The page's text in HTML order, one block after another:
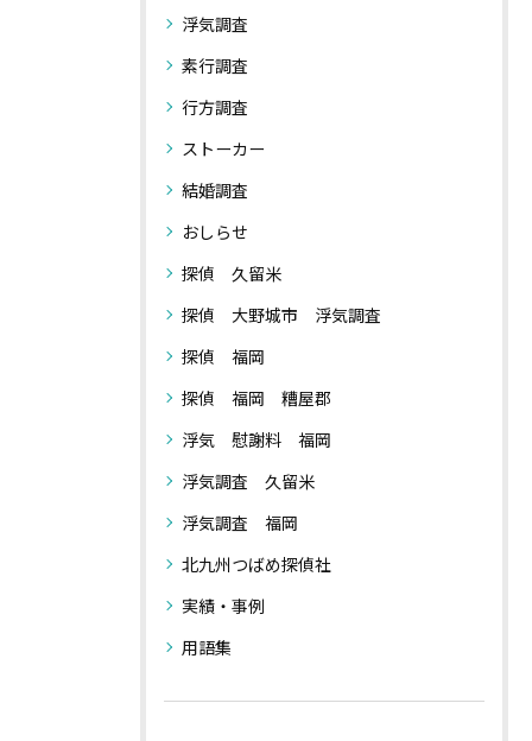
浮気調査
素行調査
行方調査
ストーカー
結婚調査
おしらせ
探偵 久留米
探偵 大野城市 浮気調査
探偵 福岡
探偵 福岡 糟屋郡
浮気 慰謝料 福岡
浮気調査 久留米
浮気調査 福岡
北九州つばめ探偵社
実績・事例
用語集